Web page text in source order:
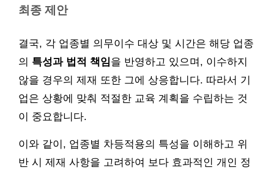
최종 제안
결국, 각 업종별 의무이수 대상 및 시간은 해당 업종
의 특성과 법적 책임을 반영하고 있으며, 이수하지
않을 경우의 제재 또한 그에 상응합니다. 따라서 기
업은 상황에 맞춰 적절한 교육 계획을 수립하는 것
이 중요합니다.
이와 같이, 업종별 차등적용의 특성을 이해하고 위
반 시 제재 사항을 고려하여 보다 효과적인 개인 정